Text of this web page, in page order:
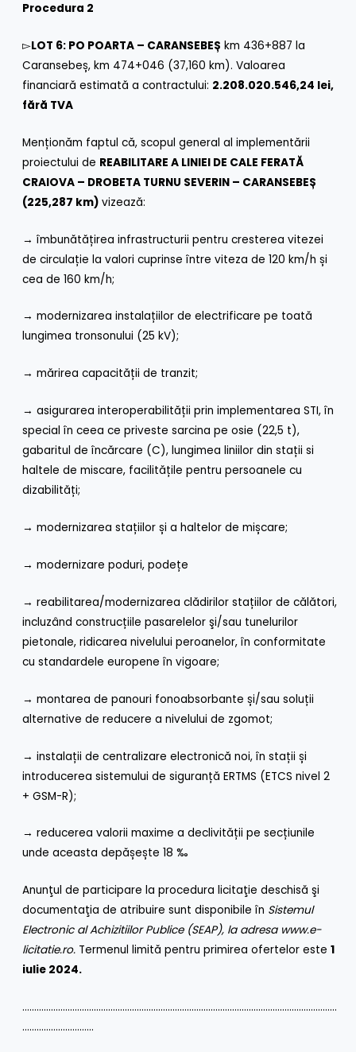
Procedura 2
▻LOT 6: PO POARTA – CARANSEBEȘ km 436+887 la
Caransebeș, km 474+046 (37,160 km). Valoarea
financiară estimată a contractului: 2.208.020.546,24 lei,
fără TVA
Menționăm faptul că, scopul general al implementării
proiectului de REABILITARE A LINIEI DE CALE FERATĂ
CRAIOVA – DROBETA TURNU SEVERIN – CARANSEBEȘ
(225,287 km)vizează:
→ îmbunătățirea infrastructurii pentru cresterea vitezei
de circulație la valori cuprinse între viteza de 120 km/h și
cea de 160 km/h;
→ modernizarea instalațiilor de electrificare pe toată
lungimea tronsonului (25 kV);
→ mărirea capacității de tranzit;
→ asigurarea interoperabilității prin implementarea STI, în
special în ceea ce priveste sarcina pe osie (22,5 t),
gabaritul de încărcare (C), lungimea liniilor din stații si
haltele de miscare, facilitățile pentru persoanele cu
dizabilități;
→ modernizarea stațiilor și a haltelor de mișcare;
→ modernizare poduri, podețe
→ reabilitarea/modernizarea clădirilor stațiilor de călători,
incluzând construcțiile pasarelelor şi/sau tunelurilor
pietonale, ridicarea nivelului peroanelor, în conformitate
cu standardele europene în vigoare;
→ montarea de panouri fonoabsorbante și/sau soluții
alternative de reducere a nivelului de zgomot;
→ instalații de centralizare electronică noi, în stații și
introducerea sistemului de siguranță ERTMS (ETCS nivel 2
+ GSM-R);
→ reducerea valorii maxime a declivității pe secțiunile
unde aceasta depășește 18 ‰
Anunţul de participare la procedura licitaţie deschisă şi
documentaţia de atribuire sunt disponibile în Sistemul
Electronic al Achizitiilor Publice(SEAP), la adresa www.e-
licitatie.ro. Termenul limită pentru primirea ofertelor este1
iulie 2024.
……………………………………………………………………………………………………………………
…………………………